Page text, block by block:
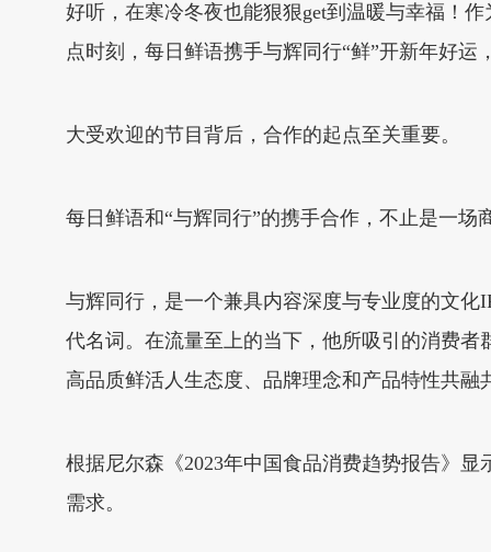
好听，在寒冷冬夜也能狠狠get到温暖与幸福！
点时刻，每日鲜语携手与辉同行“鲜”开新年好运
大受欢迎的节目背后，合作的起点至关重要。
每日鲜语和“与辉同行”的携手合作，不止是一
与辉同行，是一个兼具内容深度与专业度的文
代名词。在流量至上的当下，他所吸引的消费
高品质鲜活人生态度、品牌理念和产品特性共融
根据尼尔森《2023年中国食品消费趋势报告》
需求。